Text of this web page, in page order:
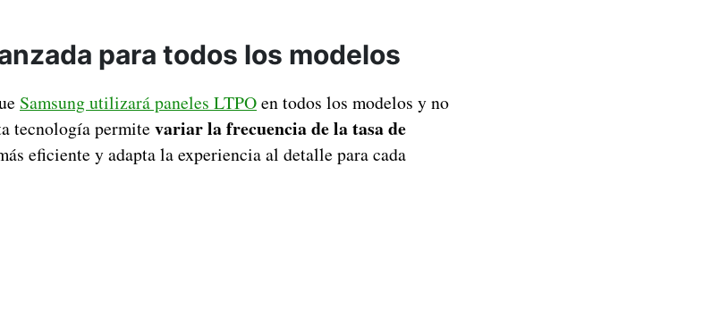
para todos los modelos
Samsung utilizará paneles LTPOen todos los modelos y no
tecnología permite variar la frecuencia de la tasa de
eficiente y adapta la experiencia al detalle para cada